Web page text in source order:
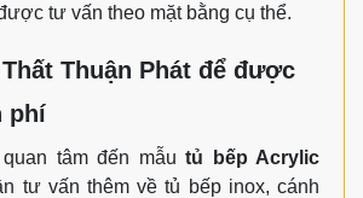
tư vấn theo mặt bằng cụ thể.
Thuận Phát để được
phí
quan tâm đến mẫutủ bếp Acrylic
tư vấn thêm về tủ bếp inox, cánh